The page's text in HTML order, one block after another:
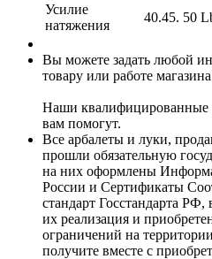
Усилие
натяжения
40.45. 50
Вы можете задать любой
товару или работе
Наши квалифицированные
вам помогут.
Все арбалеты и луки,
прошли обязательную
на них оформлены
России и Сертификаты
стандарт Госстандарта
их реализация и
ограничений на
получите вместе с